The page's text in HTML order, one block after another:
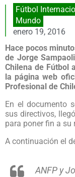
Fútbol
Mundo
enero 19, 2016
Hace pocos
de Jorge
Chilena de Fútbol
la página web
Profesional de
En el documento
sus directivos,
para poner fin a
A continuación el
ANFP y